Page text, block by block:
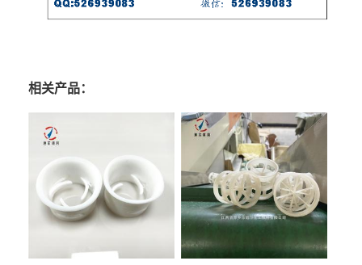
相关产品：